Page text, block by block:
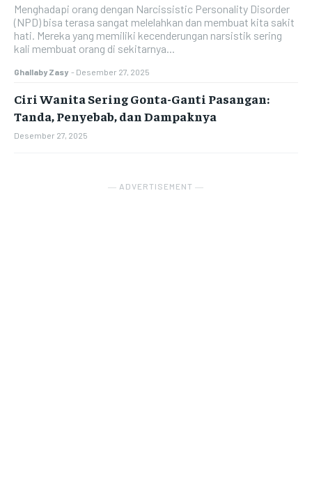
Menghadapi orang dengan Narcissistic Personality Disorder
(NPD) bisa terasa sangat melelahkan dan membuat kita sakit
hati. Mereka yang memiliki kecenderungan narsistik sering
kali membuat orang di sekitarnya...
Ghallaby Zasy - Desember 27, 2025
Ciri Wanita Sering Gonta-Ganti Pasangan:
Tanda, Penyebab, dan Dampaknya
Desember 27, 2025
― ADVERTISEMENT ―